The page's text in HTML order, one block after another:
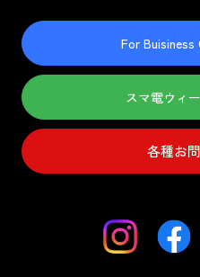
For Buisiness
スマ電ウィ
各種お